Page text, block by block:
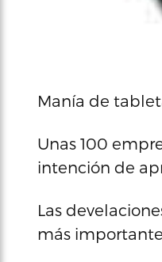
Manía de
Unas 100
intención de
Las
más